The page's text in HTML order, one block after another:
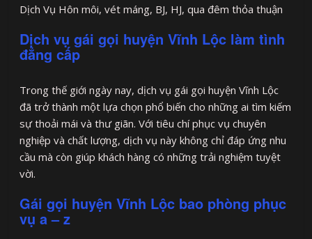
Dịch Vụ Hôn môi, vét máng, BJ, HJ, qua đêm thỏa thuận
Dịch vụ gái gọi huyện Vĩnh Lộc làm tình
đẳng cấp
Trong thế giới ngày nay, dịch vụ gái gọi huyện Vĩnh Lộc
đã trở thành một lựa chọn phổ biến cho những ai tìm kiếm
sự thoải mái và thư giãn. Với tiêu chí phục vụ chuyên
nghiệp và chất lượng, dịch vụ này không chỉ đáp ứng nhu
cầu mà còn giúp khách hàng có những trải nghiệm tuyệt
vời.
Gái gọi huyện Vĩnh Lộc bao phòng phục
vụ a – z